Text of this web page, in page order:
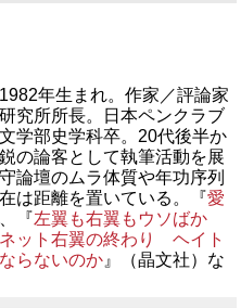
年生まれ。作家／評論家
究所所長。日本ペンクラブ
学部史学科卒。20代後半か
の論客として執筆活動を展
論壇のムラ体質や年功序列
は距離を置いている。『愛
『左翼も右翼もウソばか
ネット右翼の終わり ヘイト
らないのか 』（晶文社）な